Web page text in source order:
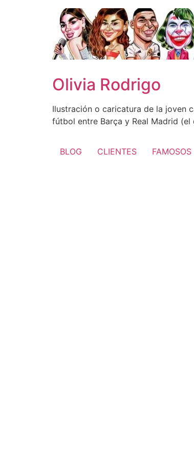
Olivia Rodrigo
Ilustración o caricatura de la joven
fútbol entre Barça y Real Madrid (el
BLOG CLIENTES FAMOSOS